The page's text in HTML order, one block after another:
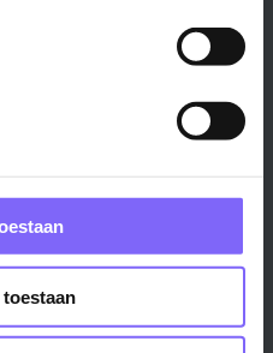
Productiemedewerker ›
HR adviseur ›
Onderwijsassistent ›
Alle functies ›